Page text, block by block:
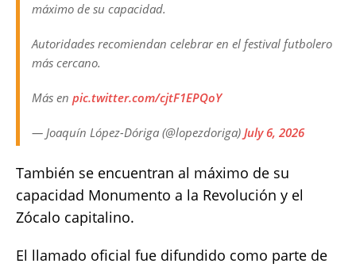
máximo de su capacidad.
Autoridades recomiendan celebrar en el festival futbolero
más cercano.
Más en pic.twitter.com/cjtF1EPQoY
— Joaquín López-Dóriga (@lopezdoriga) July 6, 2026
También se encuentran al máximo de su
capacidad Monumento a la Revolución y el
Zócalo capitalino.
El llamado oficial fue difundido como parte de